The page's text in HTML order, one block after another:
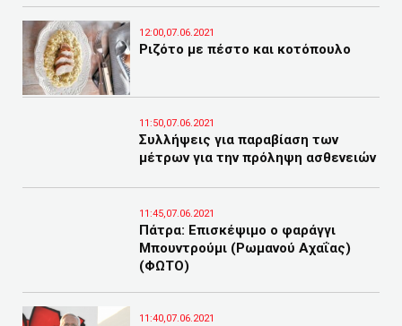
12:00,07.06.2021
Ριζότο με πέστο και κοτόπουλο
11:50,07.06.2021
Συλλήψεις για παραβίαση των
μέτρων για την πρόληψη ασθενειών
11:45,07.06.2021
Πάτρα: Επισκέψιμο ο φαράγγι
Μπουντρούμι (Ρωμανού Αχαΐας)
(ΦΩΤΟ)
11:40,07.06.2021